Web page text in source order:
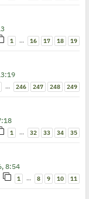
1 … 16 17 18 19
… 246 247 248 249
1 … 32 33 34 35
8:54
1 … 8 9 10 11